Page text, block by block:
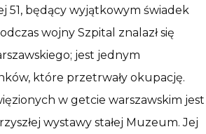
51, będący wyjątkowym świadek
wojny Szpital znalazł się
jest jednym
które przetrwały okupację.
w getcie warszawskim jest
wystawy stałej Muzeum. Jej